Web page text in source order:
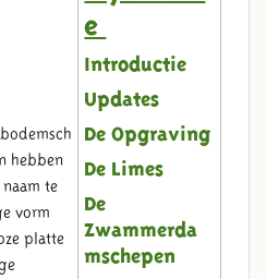
e
Introductie
Updates
De Opgraving
De Limes
De
Zwammerda
mschepen
hebben
naam te
vorm
platte